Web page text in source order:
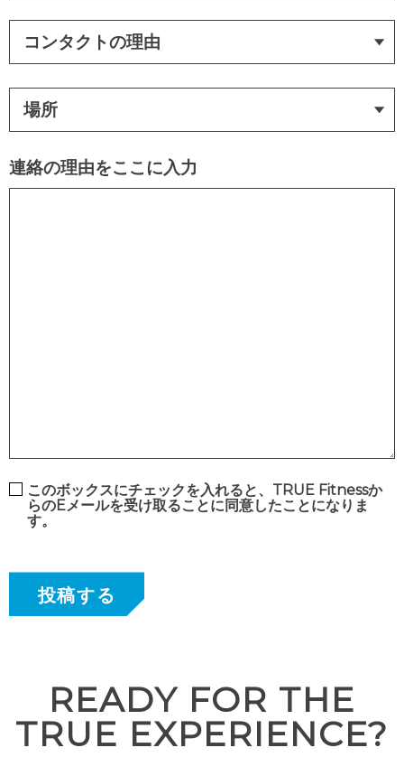
連絡の理由をここに入力
このボックスにチェックを入れると、TRUE Fitnessか
らのEメールを受け取ることに同意したことになりま
す。
投稿する
READY FOR THE
TRUE EXPERIENCE?